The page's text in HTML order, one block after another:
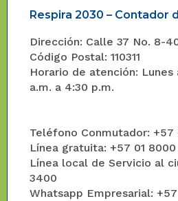
Respira 2030 – Contador
Dirección: Calle 37 No. 8-
Código Postal: 110311
Horario de atención: Lunes
a.m. a 4:30 p.m.
Teléfono Conmutador: +57
Línea gratuita: +57 01 8000
Línea local de Servicio al
3400
Whatsapp Empresarial: +57